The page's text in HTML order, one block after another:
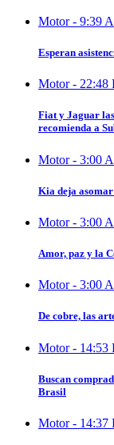
Motor- 9:39
Esperan
Motor- 22:48
Fiat y Jaguar
recomienda a
Motor- 3:00
Kia deja
Motor- 3:00
Amor, paz y la
Motor- 3:00
De cobre, las
Motor- 14:53
Buscan
Brasil
Motor- 14:37